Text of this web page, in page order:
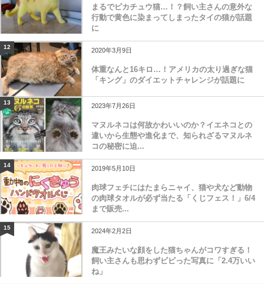
まるでピカチュウ猫…！？飼い主さんの意外な
行動で黄色に染まってしまったタイの猫が話題
に
12 2020年3月9日
体重なんと16キロ…！アメリカの太り過ぎな猫
「キング」のダイエットチャレンジが話題に
13 2023年7月26日
マヌルネコは何故かわいいのか？イエネコとの
違いから生態や進化まで、知られざるマヌルネ
コの秘密に迫...
14 2019年5月10日
肉球フェチにはたまらニャイ、猫や犬など動物
の肉球タオルが必ず当たる「くじフェス！」6/4
まで販売...
15 2024年2月2日
魔王みたいな顔をした猫ちゃんがコワすぎる！
飼い主さんも思わずビビった写真に「2.4万いい
ね」